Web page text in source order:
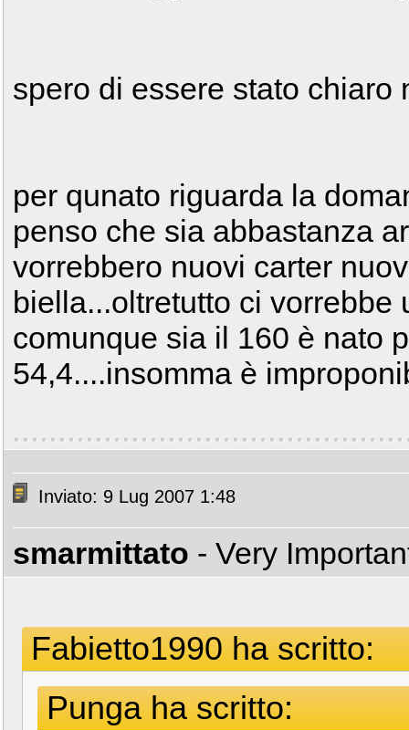
spero di essere stato chiaro
per qunato riguarda la
penso che sia abbastanza
vorrebbero nuovi carter
biella...oltretutto ci vorrebbe
comunque sia il 160 è nato
54,4....insomma è
Inviato: 9 Lug 2007 1:48
smarmittato - Very
Fabietto1990 ha scritto:
Punga ha scritto: